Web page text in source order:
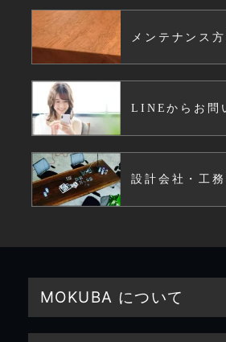
メンテナンス
LINEからお問
設計会社・工
MOKUBA について